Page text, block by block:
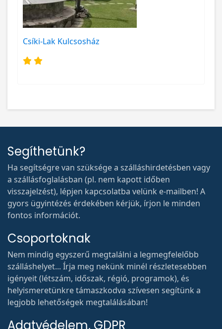
Csíki-Lak Kulcsosház
Segíthetünk?
Ha segítségre van szüksége a szálláshirdetésben vagy
a szállásfoglalásban (pl. nem kapott időben
visszajelzést), lépjen kapcsolatba velünk e-mailben! A
gyors ügyintézés érdekében kérjük, írjon le minden
fontos információt.
Csoportoknak
Nem mindig egyszerű megtalálni a legmegfelelőbb
szálláshelyet... Írja meg nekünk minél részletesebben
igényeit (létszám, időszak, régió, programok), és
helyismeretünkre támaszkodva szívesen segítünk a
legjobb lehetőségek megtalálásában!
Adatvédelem, GDPR